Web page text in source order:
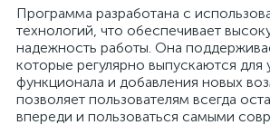
Программа разработана с
технологий, что обеспечивает
надежность работы. Она
которые регулярно выпускаются для
функционала и добавления новых
позволяет пользователям всегда
впереди и пользоваться самыми